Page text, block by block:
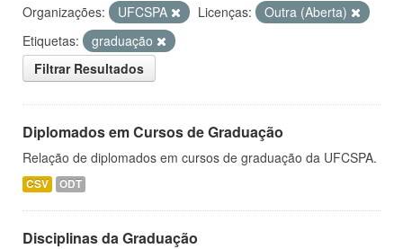
Organizações: UFCSPA Licenças:
Outra (Aberta)
Etiquetas:
graduação
Filtrar Resultados
Diplomados em Cursos de Graduação
Relação de diplomados em cursos de graduação da UFCSPA.
CSV ODT
Disciplinas da Graduação